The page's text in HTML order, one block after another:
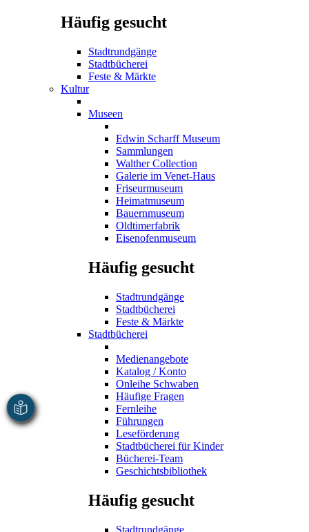
Häufig gesucht
Stadtrundgänge
Stadtbücherei
Feste & Märkte
Kultur
Museen
Edwin Scharff Museum
Sammlungen
Walther Collection
Galerie im Venet-Haus
Friseurmuseum
Heimatmuseum
Bauernmuseum
Oldtimerfabrik
Eisenofenmuseum
Häufig gesucht
Stadtrundgänge
Stadtbücherei
Feste & Märkte
Stadtbücherei
Medienangebote
Katalog / Konto
Onleihe Schwaben
Häufige Fragen
Fernleihe
Führungen
Leseförderung
Stadtbücherei für Kinder
Bücherei-Team
Geschichtsbibliothek
Häufig gesucht
Stadtrundgänge